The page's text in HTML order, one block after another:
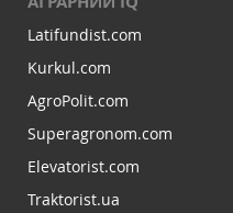
Latifundist.com
Kurkul.com
AgroPolit.com
Superagronom.com
Elevatorist.com
Traktorist.ua